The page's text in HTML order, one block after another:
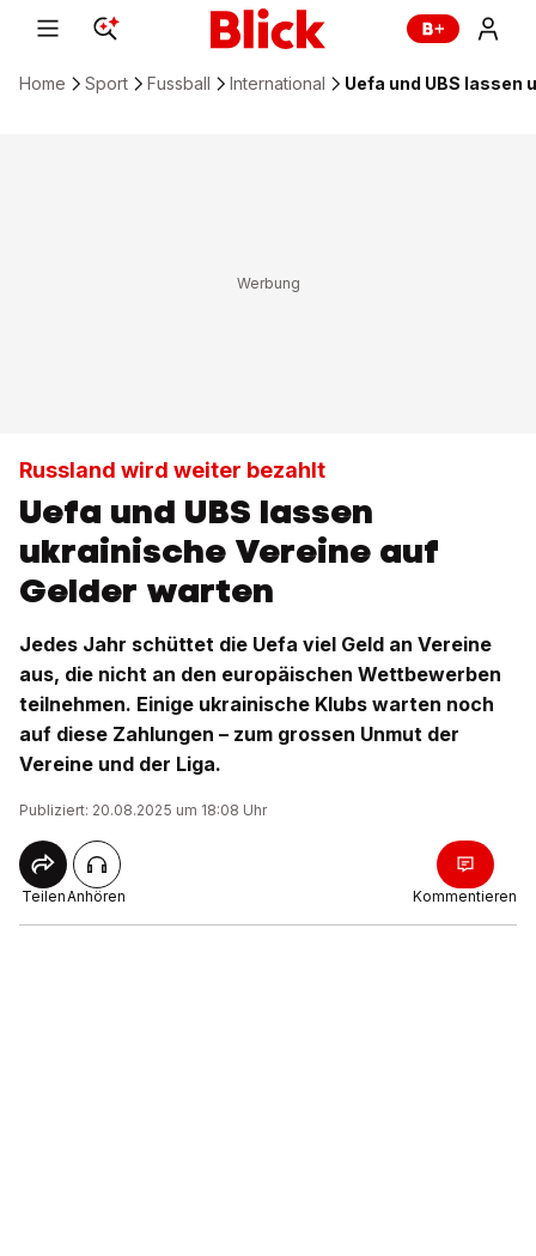
Home Sport Fussball International Uefa und UBS lassen
Russland wird weiter bezahlt
Uefa und UBS lassen
ukrainische Vereine auf
Gelder warten
Jedes Jahr schüttet die Uefa viel Geld an Vereine
aus, die nicht an den europäischen Wettbewerben
teilnehmen. Einige ukrainische Klubs warten noch
auf diese Zahlungen – zum grossen Unmut der
Vereine und der Liga.
Publiziert: 20.08.2025 um 18:08 Uhr
TeilenAnhören Kommentieren